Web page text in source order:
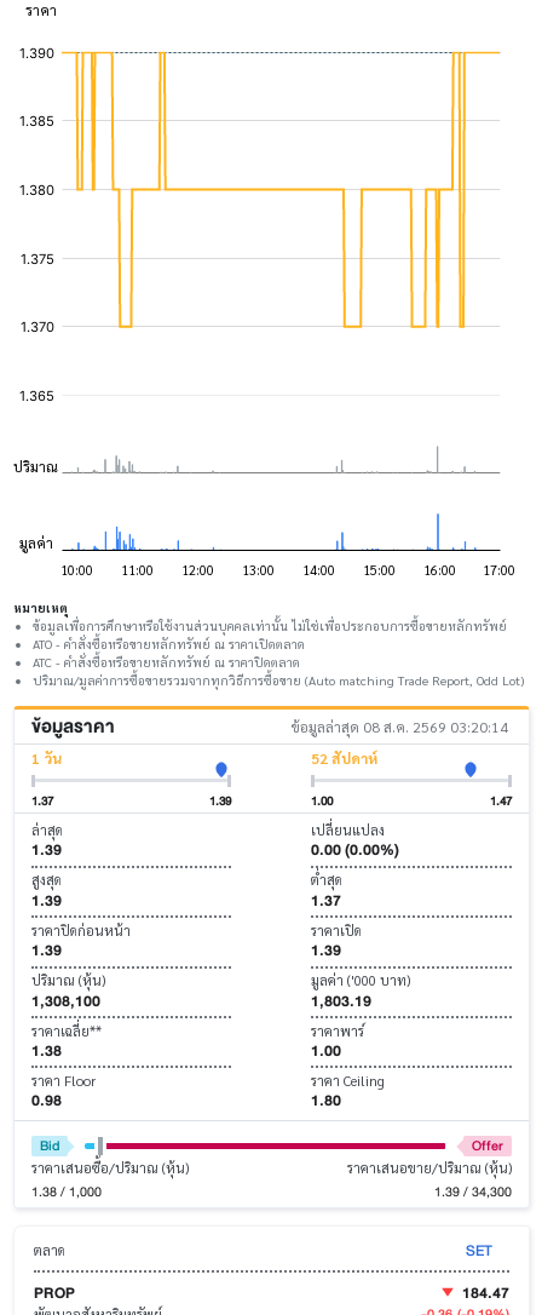
หมายเหตุ
ข้อมูลเพื่อการศึกษาหรือใช้งานส่วนบุคคลเท่านั้น ไม่ใช่เพื่อประกอบการซื้อขายหลักทรัพย์
ATO - คำสั่งซื้อหรือขายหลักทรัพย์ ณ ราคาเปิดตลาด
ATC - คำสั่งซื้อหรือขายหลักทรัพย์ ณ ราคาปิดตลาด
ปริมาณ/มูลค่าการซื้อขายรวมจากทุกวิธีการซื้อขาย (Auto matching Trade Report, Odd Lot)
ข้อมูลราคา
ข้อมูลล่าสุด 08 ส.ค. 2569 03:20:14
1 วัน
1.37 1.39
52 สัปดาห์
1.00 1.47
ล่าสุด
1.39
เปลี่ยนแปลง
0.00 (0.00%)
สูงสุด
1.39
ต่ำสุด
1.37
ราคาปิดก่อนหน้า
1.39
ราคาเปิด
1.39
ปริมาณ (หุ้น)
1,308,100
มูลค่า ('000 บาท)
1,803.19
ราคาเฉลี่ย**
1.38
ราคาพาร์
1.00
ราคา Floor
0.98
ราคา Ceiling
1.80
Bid Offer
ราคาเสนอซื้อ/ปริมาณ (หุ้น)
1.38 / 1,000
ราคาเสนอขาย/ปริมาณ (หุ้น)
1.39 / 34,300
ตลาด
SET
PROP
184.47